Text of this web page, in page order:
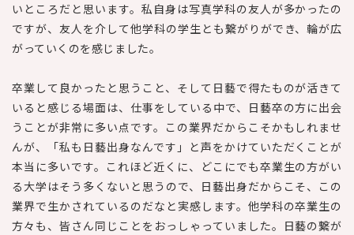
いところだと思います。私自身は写真学科の友人が多かったの
ですが、友人を介して他学科の学生とも繋がりができ、輪が広
がっていくのを感じました。
卒業して良かったと思うこと、そして日藝で得たものが活きて
いると感じる場面は、仕事をしている中で、日藝卒の方に出会
うことが非常に多い点です。この業界だからこそかもしれませ
んが、「私も日藝出身なんです」と声をかけていただくことが
本当に多いです。これほど近くに、どこにでも卒業生の方がい
る大学はそう多くないと思うので、日藝出身だからこそ、この
業界で生かされているのだなと実感します。他学科の卒業生の
方々も、皆さん同じことをおっしゃっていました。日藝の繋が